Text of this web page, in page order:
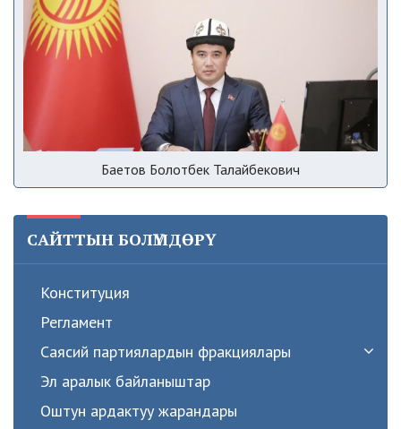
Баетов Болотбек Талайбекович
САЙТТЫН БОЛҮМДӨРҮ
Конституция
Регламент
Саясий партиялардын фракциялары
Эл аралык байланыштар
Оштун ардактуу жарандары